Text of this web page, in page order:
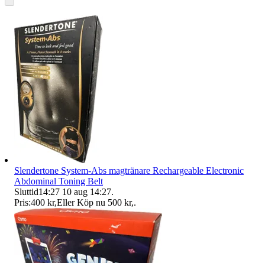
Slendertone System-Abs magtränare Rechargeable Electronic
Abdominal Toning Belt
Sluttid14:27 10 aug 14:27.
Pris:400 kr,Eller Köp nu 500 kr,.